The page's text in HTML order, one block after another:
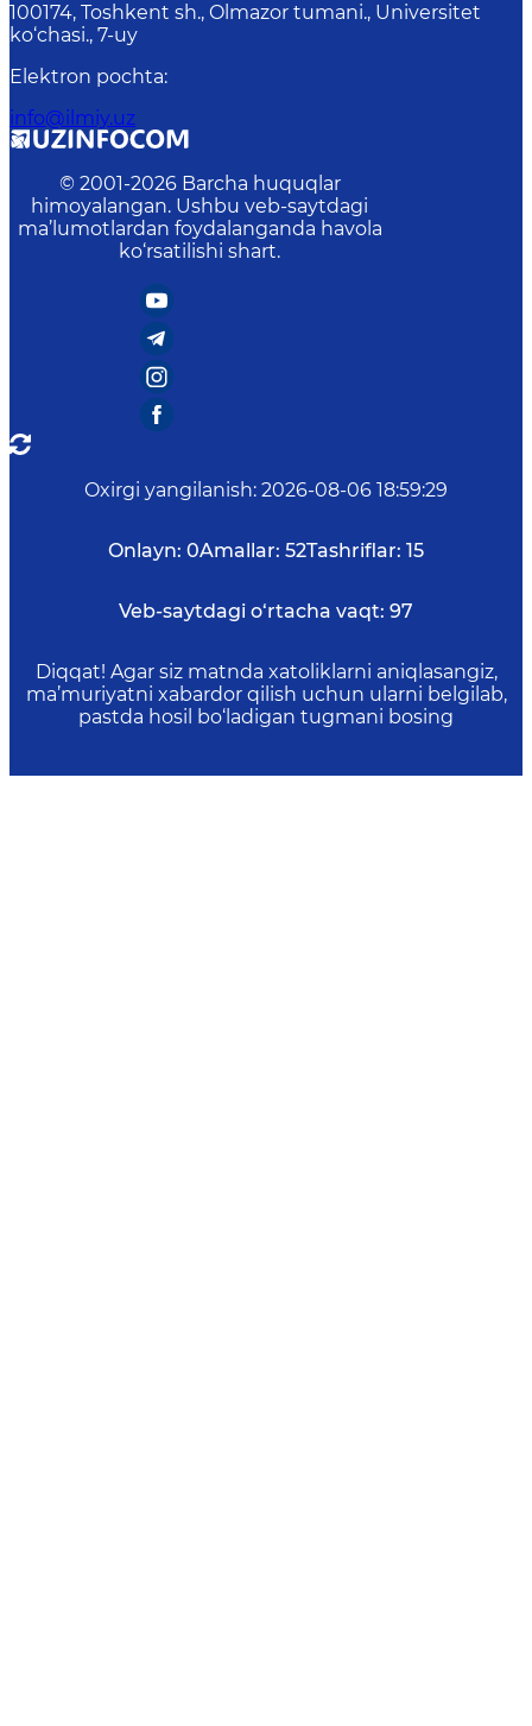
100174, Toshkent sh., Olmazor tumani., Universitet
ko‘chasi., 7-uy
Elektron pochta:
info@ilmiy.uz
© 2001-2026 Barcha huquqlar
himoyalangan. Ushbu veb-saytdagi
ma’lumotlardan foydalanganda havola
ko‘rsatilishi shart.
Oxirgi yangilanish: 2026-08-06 18:59:29
Onlayn: 0Amallar: 52Tashriflar: 15
Veb-saytdagi o‘rtacha vaqt: 97
Diqqat! Agar siz matnda xatoliklarni aniqlasangiz,
ma’muriyatni xabardor qilish uchun ularni belgilab,
pastda hosil bo‘ladigan tugmani bosing